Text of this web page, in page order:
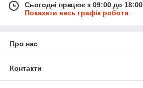
Сьогодні працює з 09:00 до 18:00
Показати весь графік роботи
Про нас
Контакти